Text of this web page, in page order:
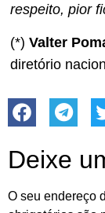
respeito, pior
(*) Valter
diretório
Deixe
O seu endereço